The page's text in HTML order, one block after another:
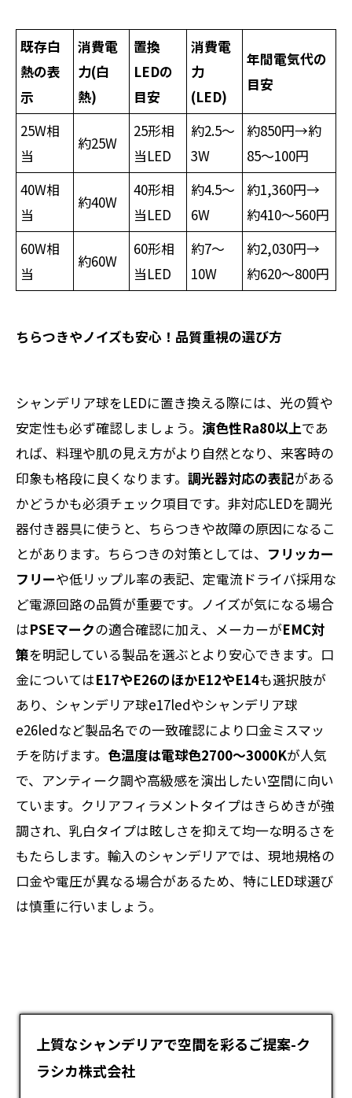
既存白
熱の表
示
消費電
力(白
熱)
置換
LEDの
目安
消費電
力
(LED)
年間電気代の
目安
25W相
当
約25W
25形相
当LED
約2.5～
3W
約850円→約
85～100円
40W相
当
約40W
40形相
当LED
約4.5～
6W
約1,360円→
約410～560円
60W相
当
約60W
60形相
当LED
約7～
10W
約2,030円→
約620～800円
ちらつきやノイズも安心！品質重視の選び方
シャンデリア球をLEDに置き換える際には、光の質や
安定性も必ず確認しましょう。 演色性Ra80以上であ
れば、料理や肌の見え方がより自然となり、来客時の
印象も格段に良くなります。 調光器対応の表記がある
かどうかも必須チェック項目です。非対応LEDを調光
器付き器具に使うと、ちらつきや故障の原因になるこ
とがあります。ちらつきの対策としては、 フリッカー
フリーや低リップル率の表記、定電流ドライバ採用な
ど電源回路の品質が重要です。ノイズが気になる場合
はPSEマークの適合確認に加え、メーカーがEMC対
策を明記している製品を選ぶとより安心できます。口
金についてはE17やE26のほかE12やE14も選択肢が
あり、シャンデリア球e17ledやシャンデリア球
e26ledなど製品名での一致確認により口金ミスマッ
チを防げます。 色温度は電球色2700～3000Kが人気
で、アンティーク調や高級感を演出したい空間に向い
ています。クリアフィラメントタイプはきらめきが強
調され、乳白タイプは眩しさを抑えて均一な明るさを
もたらします。輸入のシャンデリアでは、現地規格の
口金や電圧が異なる場合があるため、特にLED球選び
は慎重に行いましょう。
上質なシャンデリアで空間を彩るご提案-ク
ラシカ株式会社